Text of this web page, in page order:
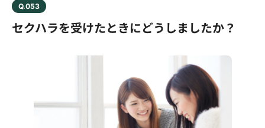
Q.053
セクハラを受けたときにどうしましたか？